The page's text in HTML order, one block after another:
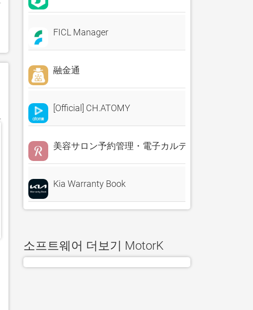
FICL Manager
融金通
[Official] CH.ATOMY
美容サロン予約管理・電子カルテ・売上分析
Kia Warranty Book
소프트웨어 더보기 MotorK